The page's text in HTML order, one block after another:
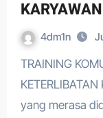
KARYAWAN
4dm1n
TRAINING KOMUNIKASI UNTUK MENINGKATKAN
yang merasa